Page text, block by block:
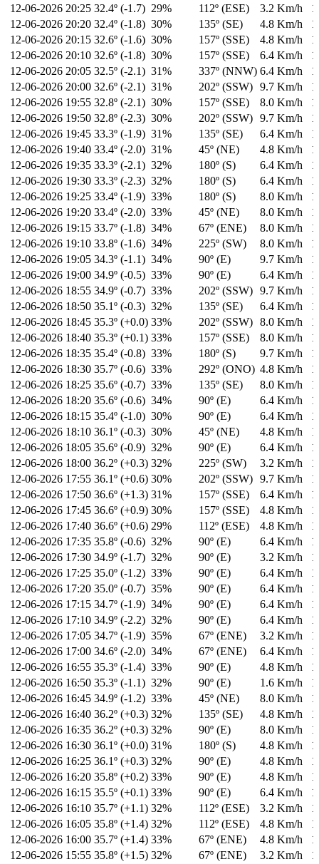
12-06-2026 20:25 32.4º (-1.7) 29% 112º (ESE) 3.2 Km/h
12-06-2026 20:20 32.4º (-1.8) 30% 135º (SE) 4.8 Km/h
12-06-2026 20:15 32.6º (-1.6) 30% 157º (SSE) 4.8 Km/h
12-06-2026 20:10 32.6º (-1.8) 30% 157º (SSE) 6.4 Km/h
12-06-2026 20:05 32.5º (-2.1) 31% 337º (NNW) 6.4 Km/h
12-06-2026 20:00 32.6º (-2.1) 31% 202º (SSW) 9.7 Km/h
12-06-2026 19:55 32.8º (-2.1) 30% 157º (SSE) 8.0 Km/h
12-06-2026 19:50 32.8º (-2.3) 30% 202º (SSW) 9.7 Km/h
12-06-2026 19:45 33.3º (-1.9) 31% 135º (SE) 6.4 Km/h
12-06-2026 19:40 33.4º (-2.0) 31% 45º (NE) 4.8 Km/h
12-06-2026 19:35 33.3º (-2.1) 32% 180º (S) 6.4 Km/h
12-06-2026 19:30 33.3º (-2.3) 32% 180º (S) 6.4 Km/h
12-06-2026 19:25 33.4º (-1.9) 33% 180º (S) 8.0 Km/h
12-06-2026 19:20 33.4º (-2.0) 33% 45º (NE) 8.0 Km/h
12-06-2026 19:15 33.7º (-1.8) 34% 67º (ENE) 8.0 Km/h
12-06-2026 19:10 33.8º (-1.6) 34% 225º (SW) 8.0 Km/h
12-06-2026 19:05 34.3º (-1.1) 34% 90º (E) 9.7 Km/h
12-06-2026 19:00 34.9º (-0.5) 33% 90º (E) 6.4 Km/h
12-06-2026 18:55 34.9º (-0.7) 33% 202º (SSW) 9.7 Km/h
12-06-2026 18:50 35.1º (-0.3) 32% 135º (SE) 6.4 Km/h
12-06-2026 18:45 35.3º (+0.0) 33% 202º (SSW) 8.0 Km/h
12-06-2026 18:40 35.3º (+0.1) 33% 157º (SSE) 8.0 Km/h
12-06-2026 18:35 35.4º (-0.8) 33% 180º (S) 9.7 Km/h
12-06-2026 18:30 35.7º (-0.6) 33% 292º (ONO) 4.8 Km/h
12-06-2026 18:25 35.6º (-0.7) 33% 135º (SE) 8.0 Km/h
12-06-2026 18:20 35.6º (-0.6) 34% 90º (E) 6.4 Km/h
12-06-2026 18:15 35.4º (-1.0) 30% 90º (E) 6.4 Km/h
12-06-2026 18:10 36.1º (-0.3) 30% 45º (NE) 4.8 Km/h
12-06-2026 18:05 35.6º (-0.9) 32% 90º (E) 6.4 Km/h
12-06-2026 18:00 36.2º (+0.3) 32% 225º (SW) 3.2 Km/h
12-06-2026 17:55 36.1º (+0.6) 30% 202º (SSW) 9.7 Km/h
12-06-2026 17:50 36.6º (+1.3) 31% 157º (SSE) 6.4 Km/h
12-06-2026 17:45 36.6º (+0.9) 30% 157º (SSE) 4.8 Km/h
12-06-2026 17:40 36.6º (+0.6) 29% 112º (ESE) 4.8 Km/h
12-06-2026 17:35 35.8º (-0.6) 32% 90º (E) 6.4 Km/h
12-06-2026 17:30 34.9º (-1.7) 32% 90º (E) 3.2 Km/h
12-06-2026 17:25 35.0º (-1.2) 33% 90º (E) 6.4 Km/h
12-06-2026 17:20 35.0º (-0.7) 35% 90º (E) 6.4 Km/h
12-06-2026 17:15 34.7º (-1.9) 34% 90º (E) 6.4 Km/h
12-06-2026 17:10 34.9º (-2.2) 32% 90º (E) 6.4 Km/h
12-06-2026 17:05 34.7º (-1.9) 35% 67º (ENE) 3.2 Km/h
12-06-2026 17:00 34.6º (-2.0) 34% 67º (ENE) 6.4 Km/h
12-06-2026 16:55 35.3º (-1.4) 33% 90º (E) 4.8 Km/h
12-06-2026 16:50 35.3º (-1.1) 32% 90º (E) 1.6 Km/h
12-06-2026 16:45 34.9º (-1.2) 33% 45º (NE) 8.0 Km/h
12-06-2026 16:40 36.2º (+0.3) 32% 135º (SE) 4.8 Km/h
12-06-2026 16:35 36.2º (+0.3) 32% 90º (E) 8.0 Km/h
12-06-2026 16:30 36.1º (+0.0) 31% 180º (S) 4.8 Km/h
12-06-2026 16:25 36.1º (+0.3) 32% 90º (E) 4.8 Km/h
12-06-2026 16:20 35.8º (+0.2) 33% 90º (E) 4.8 Km/h
12-06-2026 16:15 35.5º (+0.1) 33% 90º (E) 6.4 Km/h
12-06-2026 16:10 35.7º (+1.1) 32% 112º (ESE) 3.2 Km/h
12-06-2026 16:05 35.8º (+1.4) 32% 112º (ESE) 4.8 Km/h
12-06-2026 16:00 35.7º (+1.4) 33% 67º (ENE) 4.8 Km/h
12-06-2026 15:55 35.8º (+1.5) 32% 67º (ENE) 3.2 Km/h